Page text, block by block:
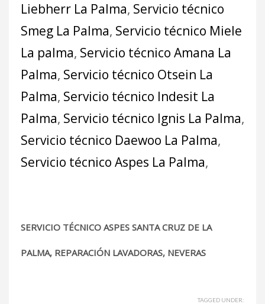
Liebherr La Palma, Servicio técnico
Smeg La Palma, Servicio técnico Miele
La palma, Servicio técnico Amana La
Palma, Servicio técnico Otsein La
Palma, Servicio técnico Indesit La
Palma, Servicio técnico Ignis La Palma,
Servicio técnico Daewoo La Palma,
Servicio técnico Aspes La Palma,
SERVICIO TÉCNICO ASPES SANTA CRUZ DE LA
PALMA, REPARACIÓN LAVADORAS, NEVERAS
TAGGED UNDER: